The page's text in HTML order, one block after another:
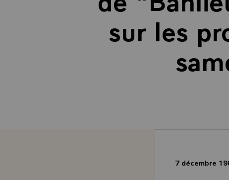
sur les
7 décembre